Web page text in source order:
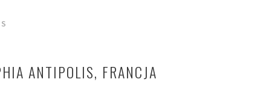
ANTIPOLIS, FRANCJA